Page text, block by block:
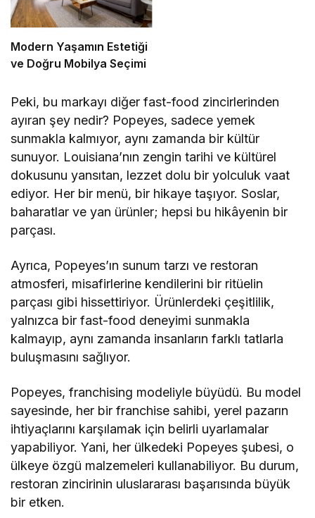
Modern Yaşamın Estetiği
ve Doğru Mobilya Seçimi
Peki, bu markayı diğer fast-food zincirlerinden
ayıran şey nedir? Popeyes, sadece yemek
sunmakla kalmıyor, aynı zamanda bir kültür
sunuyor. Louisiana’nın zengin tarihi ve kültürel
dokusunu yansıtan, lezzet dolu bir yolculuk vaat
ediyor. Her bir menü, bir hikaye taşıyor. Soslar,
baharatlar ve yan ürünler; hepsi bu hikâyenin bir
parçası.
Ayrıca, Popeyes’ın sunum tarzı ve restoran
atmosferi, misafirlerine kendilerini bir ritüelin
parçası gibi hissettiriyor. Ürünlerdeki çeşitlilik,
yalnızca bir fast-food deneyimi sunmakla
kalmayıp, aynı zamanda insanların farklı tatlarla
buluşmasını sağlıyor.
Popeyes, franchising modeliyle büyüdü. Bu model
sayesinde, her bir franchise sahibi, yerel pazarın
ihtiyaçlarını karşılamak için belirli uyarlamalar
yapabiliyor. Yani, her ülkedeki Popeyes şubesi, o
ülkeye özgü malzemeleri kullanabiliyor. Bu durum,
restoran zincirinin uluslararası başarısında büyük
bir etken.